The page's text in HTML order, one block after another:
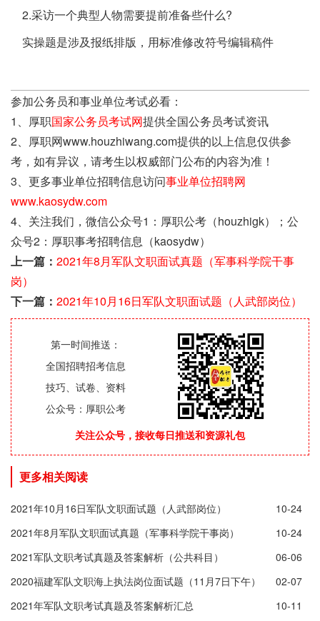
2.采访一个典型人物需要提前准备些什么?
实操题是涉及报纸排版，用标准修改符号编辑稿件
参加公务员和事业单位考试必看：
1、厚职国家公务员考试网提供全国公务员考试资讯
2、厚职网www.houzhiwang.com提供的以上信息仅供参
考，如有异议，请考生以权威部门公布的内容为准！
3、更多事业单位招聘信息访问事业单位招聘网
www.kaosydw.com
4、关注我们，微信公众号1：厚职公考（houzhigk）；公
众号2：厚职事考招聘信息（kaosydw）
上一篇： 2021年8月军队文职面试真题（军事科学院干事
岗）
下一篇： 2021年10月16日军队文职面试题（人武部岗位）
第一时间推送：
全国招聘招考信息
技巧、试卷、资料
公众号：厚职公考
关注公众号，接收每日推送和资源礼包
更多相关阅读
2021年10月16日军队文职面试题（人武部岗位）
10-24
2021年8月军队文职面试真题（军事科学院干事岗）
10-24
2021军队文职考试真题及答案解析（公共科目）
06-06
2020福建军队文职海上执法岗位面试题（11月7日下午）
02-07
2021年军队文职考试真题及答案解析汇总
10-11